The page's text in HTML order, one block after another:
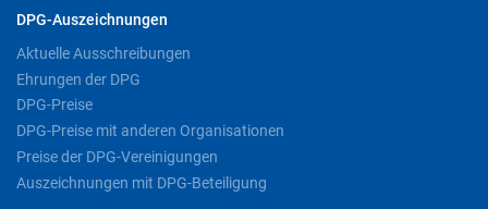
DPG-Auszeichnungen
Aktuelle Ausschreibungen
Ehrungen der DPG
DPG-Preise
DPG-Preise mit anderen Organisationen
Preise der DPG-Vereinigungen
Auszeichnungen mit DPG-Beteiligung